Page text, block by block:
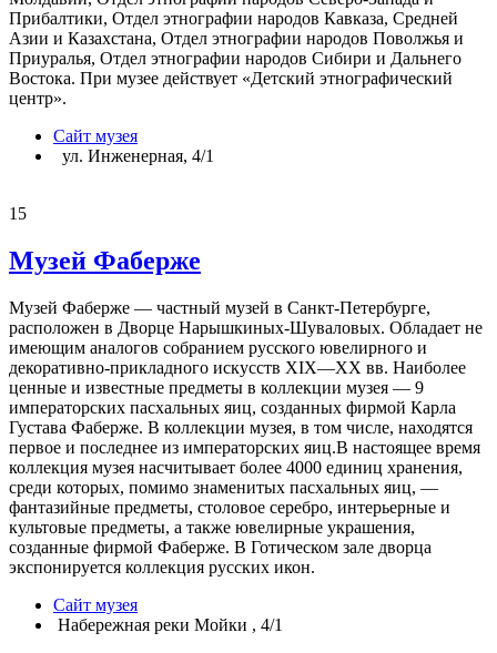
Прибалтики, Отдел этнографии народов Кавказа, Средней
Азии и Казахстана, Отдел этнографии народов Поволжья и
Приуралья, Отдел этнографии народов Сибири и Дальнего
Востока. При музее действует «Детский этнографический
центр».
Сайт музея
ул. Инженерная, 4/1
15
Музей Фаберже
Музей Фаберже — частный музей в Санкт-Петербурге,
расположен в Дворце Нарышкиных-Шуваловых. Обладает не
имеющим аналогов собранием русского ювелирного и
декоративно-прикладного искусств XIX—XX вв. Наиболее
ценные и известные предметы в коллекции музея — 9
императорских пасхальных яиц, созданных фирмой Карла
Густава Фаберже. В коллекции музея, в том числе, находятся
первое и последнее из императорских яиц.В настоящее время
коллекция музея насчитывает более 4000 единиц хранения,
среди которых, помимо знаменитых пасхальных яиц, —
фантазийные предметы, столовое серебро, интерьерные и
культовые предметы, а также ювелирные украшения,
созданные фирмой Фаберже. В Готическом зале дворца
экспонируется коллекция русских икон.
Сайт музея
Набережная реки Мойки , 4/1